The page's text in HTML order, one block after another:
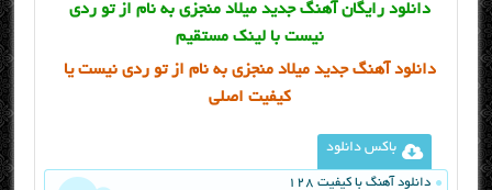
دانلود رایگان آهنگ جدید میلاد منجزی به نام از تو ردی
نیست با لینک مستقیم
دانلود آهنگ جدید میلاد منجزی به نام از تو ردی نیست یا
کیفیت اصلی
باکس دانلود
دانلود آهنگ با کیفیت 128